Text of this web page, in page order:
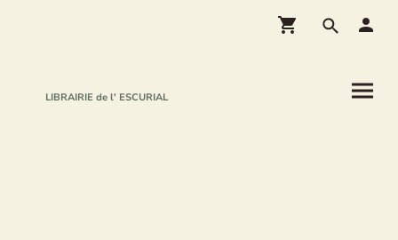
LIBRAIRIE de l' ESCURIAL